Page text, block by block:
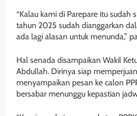
“Kalau kami di Parepare itu sudah
tahun 2025 sudah dianggarkan
ada lagi alasan untuk menunda,”
Hal senada disampaikan Wakil
Abdullah. Dirinya siap
menyampaikan pesan ke calon
bersabar menunggu kepastian